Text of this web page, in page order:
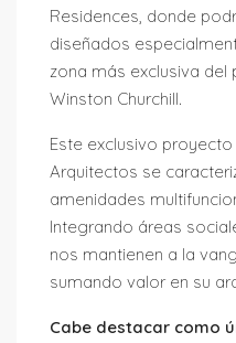
Residences, donde
diseñados
zona más exclusiva del
Winston Churchill.
Este exclusivo
Arquitectos se
amenidades
Integrando áreas
nos mantienen a la
sumando valor en su
Cabe destacar como